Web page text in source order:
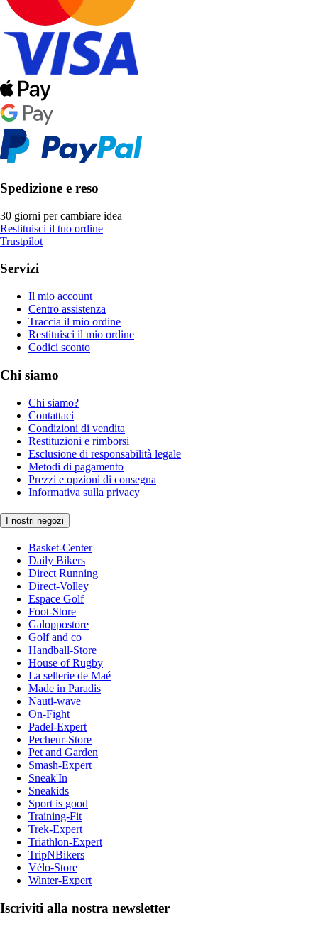
Spedizione e reso
30 giorni per cambiare idea
Restituisci il tuo ordine
Trustpilot
Servizi
Il mio account
Centro assistenza
Traccia il mio ordine
Restituisci il mio ordine
Codici sconto
Chi siamo
Chi siamo?
Contattaci
Condizioni di vendita
Restituzioni e rimborsi
Esclusione di responsabilità legale
Metodi di pagamento
Prezzi e opzioni di consegna
Informativa sulla privacy
I nostri negozi
Basket-Center
Daily Bikers
Direct Running
Direct-Volley
Espace Golf
Foot-Store
Galoppostore
Golf and co
Handball-Store
House of Rugby
La sellerie de Maé
Made in Paradis
Nauti-wave
On-Fight
Padel-Expert
Pecheur-Store
Pet and Garden
Smash-Expert
Sneak'In
Sneakids
Sport is good
Training-Fit
Trek-Expert
Triathlon-Expert
TripNBikers
Vélo-Store
Winter-Expert
Iscriviti alla nostra newsletter